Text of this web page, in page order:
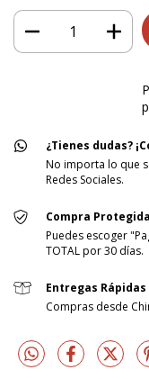
¿Tienes dudas?
No importa lo que
Redes Sociales.
Compra Protegida
Puedes escoger
TOTAL por 30 días.
Entregas Rápidas
Compras desde